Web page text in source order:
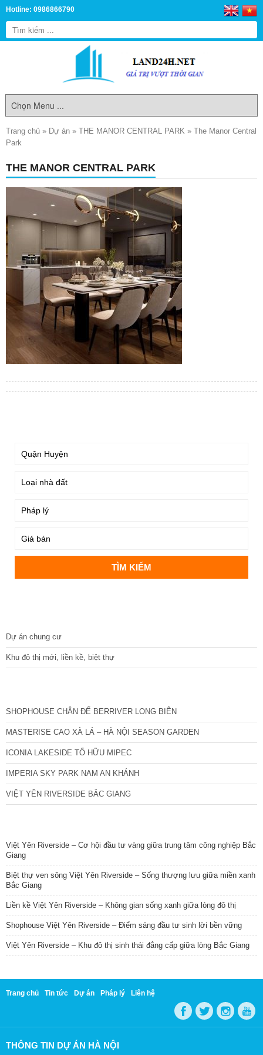
Hotline: 0986866790
Trang chủ » Dự án » THE MANOR CENTRAL PARK » The Manor Central
Park
THE MANOR CENTRAL PARK
Dự án chung cư
Khu đô thị mới, liền kề, biệt thự
SHOPHOUSE CHÂN ĐẾ BERRIVER LONG BIÊN
MASTERISE CAO XÀ LÁ – HÀ NỘI SEASON GARDEN
ICONIA LAKESIDE TỐ HỮU MIPEC
IMPERIA SKY PARK NAM AN KHÁNH
VIỆT YÊN RIVERSIDE BẮC GIANG
Việt Yên Riverside – Cơ hội đầu tư vàng giữa trung tâm công nghiệp Bắc
Giang
Biệt thự ven sông Việt Yên Riverside – Sống thượng lưu giữa miền xanh
Bắc Giang
Liền kề Việt Yên Riverside – Không gian sống xanh giữa lòng đô thị
Shophouse Việt Yên Riverside – Điểm sáng đầu tư sinh lời bền vững
Việt Yên Riverside – Khu đô thị sinh thái đẳng cấp giữa lòng Bắc Giang
Trang chủ Tin tức Dự án Pháp lý Liên hệ
THÔNG TIN DỰ ÁN HÀ NỘI